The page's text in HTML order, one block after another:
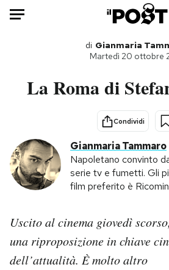
Auto
Politica
Tecnologia
Internet
Scienza
Economia
Sport
Libri
Ok
di Gianmaria
Martedì 20 ottobre
La Roma di
Condividi
Gianmaria Tammaro
Napoletano convinto
serie tv e fumetti. Gli
film preferito è
Uscito al cinema giovedì
una riproposizione in chiave
dell’attualità. È molto altro